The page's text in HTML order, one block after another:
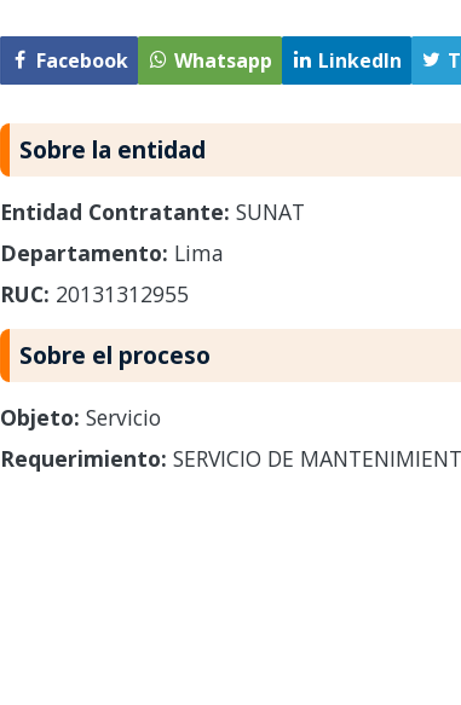
Facebook Whatsapp LinkedIn
Sobre la entidad
Entidad Contratante: SUNAT
Departamento: Lima
RUC: 20131312955
Sobre el proceso
Objeto: Servicio
Requerimiento: SERVICIO DE